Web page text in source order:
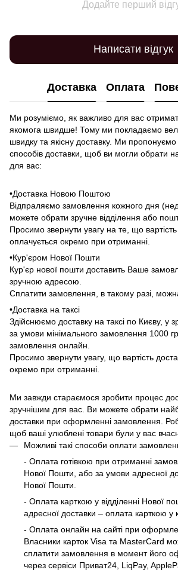
Додайте перший
Написати відгук
Доставка Оплата
Ми розуміємо, як важливо для вас
якомога швидше! Тому ми покладаємо
швидку та якісну доставку. Ми пропонуємо
способів доставки, щоб ви могли обрати
для вас:
•Доставка Новою Поштою
Відпраляємо замовлення кожного дня
можете обрати зручне відділення або
Просимо звернути увагу на те, що вартість
оплачується окремо при отриманні.
•Кур'єром Нової Пошти
Кур'єр нової пошти доставить Ваше
зручною адресою.
Сплатити замовлення, в такому разі,
•Доставка на таксі
Здійснюємо доставку на таксі по Києву, у
за умови мінімального замовлення 1000
замовлення онлайн.
Просимо звернути увагу, що вартість
окремо при отриманні.
Ми завжди стараємося зробити процес
зручнішим для вас. Ви можете обрати
доставки при оформленні замовлення.
щоб ваші улюблені товари були у вас
Можливі такі способи оплати
- Оплата готівкою при отриманні
Нової Пошти, або за умови адресної
Нової Пошти.
- Оплата карткою у відділенні Нової
адресної доставки – оплата карткою у
- Оплата онлайн на сайті при
Власники карток Visa та MasterCard
сплатити замовлення в момент його
через сервіси Приват24, LiqPay,